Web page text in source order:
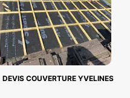
DEVIS COUVERTURE YVELINES